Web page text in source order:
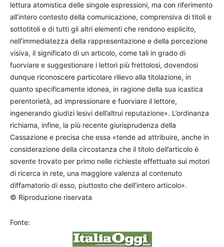
lettura atomistica delle singole espressioni, ma con riferimento
all’intero contesto della comunicazione, comprensiva di titoli e
sottotitoli e di tutti gli altri elementi che rendono esplicito,
nell’immediatezza della rappresentazione e della percezione
visiva, il significato di un articolo, come tali in grado di
fuorviare e suggestionare i lettori più frettolosi, dovendosi
dunque riconoscere particolare rilievo alla titolazione, in
quanto specificamente idonea, in ragione della sua icastica
perentorietà, ad impressionare e fuorviare il lettore,
ingenerando giudizi lesivi dell’altrui reputazione». L’ordinanza
richiama, infine, la più recente giurisprudenza della
Cassazione e precisa che essa «tende ad attribuire, anche in
considerazione della circostanza che il titolo dell’articolo è
sovente trovato per primo nelle richieste effettuate sui motori
di ricerca in rete, una maggiore valenza al contenuto
diffamatorio di esso, piuttosto che dell’intero articolo».
© Riproduzione riservata
Fonte: